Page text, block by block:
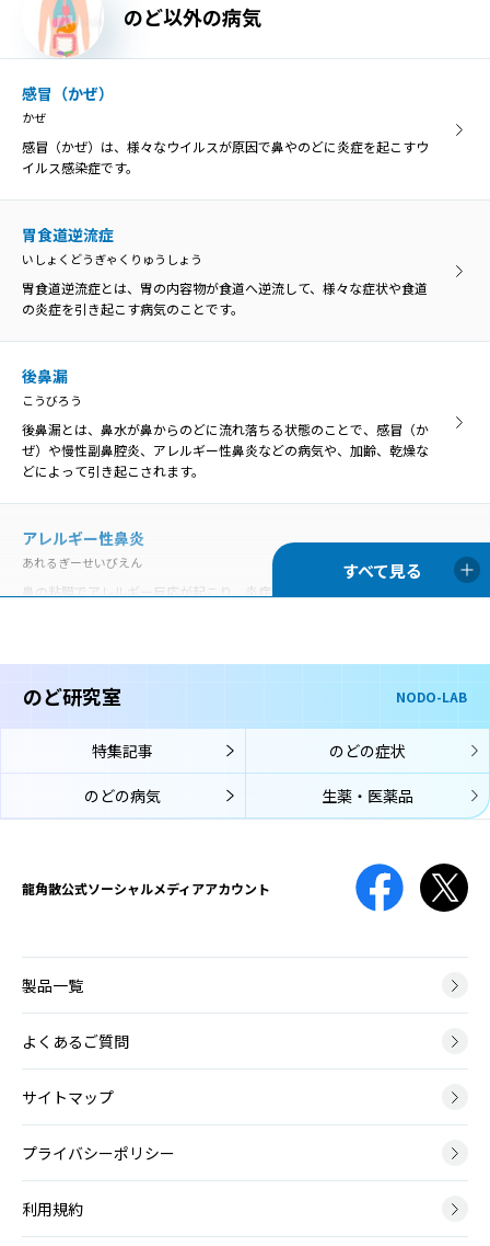
慢性扁桃炎
まんせいへんとうえん
慢性扁桃炎は、扁桃の炎症が3カ月以上長期的に残ってしまう病気
で、症状が落ち着いている「慢性期」と急激に悪化する「急性増悪
期」に分けられます。
のどの違和感や異物感、閉塞感、圧迫感などを咽喉頭異常感と呼び、
原因がはっきり分かるものと、明らかな原因がないものに分けられま
す。
いんこうとうえん
口腔や鼻腔の奥にある咽頭と、首の真ん中あたりにある喉頭の両方で
炎症が起きることを咽喉頭炎といいます。
歯周病は、歯の周囲にプラーク（細菌の塊）が付着することが原因と
なって、歯茎に炎症が起きて赤くなったり、歯を支える骨が溶けて歯
がぐらぐらしたりする病気です。
舌苔
舌苔（ぜったい）とは、舌表面に付着した白い苔（こけ）のような物
です。真っ白ではなく灰白色、黄白色のこともあります。
口腔咽頭カンジダ
こうくういんとうかんじだ
ランスが崩れてしまった時などに、口腔内にカンジダ菌が増殖して口
腔咽頭カンジダ症を引き起こします。
膿栓
のうせん
のどの扁桃には多数のくぼみがあります。そのくぼみに細菌やウイル
スの死骸、食べかすなどがたまって形成される白っぽい塊が膿栓で
咽頭がん
いんとうがん
咽頭とは鼻の奥から食道の上までの、空気や飲食物が通るところで
す。上から順に上咽頭・中咽頭・下咽頭に分けられ、いずれの部位に
もがんができます。
胃食道逆流症
いしょくどうぎゃくりゅうしょう
胃食道逆流症とは、胃の内容物が食道へ逆流して、様々な症状や食道
の炎症を引き起こす病気のことです。
咽喉頭異常感症
いんこうとういじょうかんしょう
のどの違和感や異物感、閉塞感、圧迫感などを咽喉頭異常感と呼び、
原因がはっきり分かるものと、明らかな原因がないものに分けられま
す。
咽喉頭炎
いんこうとうえん
口腔や鼻腔の奥にある咽頭と、首の真ん中あたりにある喉頭の両方で
炎症が起きることを咽喉頭炎といいます。
声帯麻痺
せいたいまひ
声帯の動きを司っている「反回神経」に麻痺がおこり、声帯の動きが
悪くなる状態です。
声帯萎縮
せいたいけっせつ
声帯結節は、声帯に結節（ペンだこのようなもの）ができて、声の変
化が起こる病気です。
声帯ポリープ
る炎症や大声を出した時などに、声帯の血管から出血して、その修復
過程で形成されます。
ポリープ様声帯
ぽりーぷようせいたい
ポリープ様声帯とは、声帯の左右両側が全体的にむくんだように腫れ
吃音
きつおん
吃音（きつおん、どもり）とは、声を出す通り道に異常はみられませ
のど以外の病気
感冒（かぜ）
かぜ
感冒（かぜ）は、様々なウイルスが原因で鼻やのどに炎症を起こすウ
イルス感染症です。
胃食道逆流症
いしょくどうぎゃくりゅうしょう
胃食道逆流症とは、胃の内容物が食道へ逆流して、様々な症状や食道
の炎症を引き起こす病気のことです。
後鼻漏
こうびろう
後鼻漏とは、鼻水が鼻からのどに流れ落ちる状態のことで、感冒（か
ぜ）や慢性副鼻腔炎、アレルギー性鼻炎などの病気や、加齢、乾燥な
どによって引き起こされます。
アレルギー性鼻炎
あれるぎーせいびえん
鼻の粘膜でアレルギー反応が起こり、炎症を生じる病気です。通年性
喉頭アレルギー
こうとうあれるぎー
喉頭アレルギーでは、鼻や口からアレルゲン（アレルギーの原因物
質）が入り、喉頭の粘膜に到達してそこでアレルギー反応が起こり、
のどの症状が生じます。
やくざいせい
治療のために薬の服用や点滴をしても、期待する効果以外の有害な反
様々です。
しんけいきんしっかん
病気です。
脳血管障害後
脳血管障害とは、脳の血管がつまる脳梗塞と、脳の血管が破れる脳出
血・くも膜下出血のことで、その後遺症としてのどに症状がでること
のど研究室 NODO-LAB
特集記事 のどの症状
のどの病気 生薬・医薬品
龍角散公式ソーシャルメディアアカウント
製品一覧
よくあるご質問
サイトマップ
プライバシーポリシー
利用規約